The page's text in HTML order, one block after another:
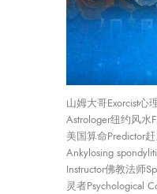
山姆大哥Exorcist心
Astrologer纽约风水
美国算命Predictor
Ankylosing
Instructor佛教法师
灵者Psychological